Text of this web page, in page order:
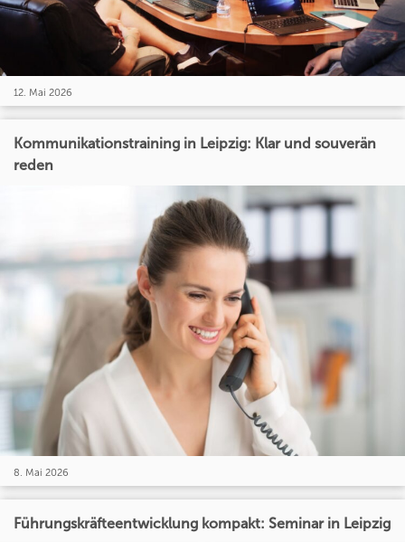
12. Mai 2026
Kommunikationstraining in Leipzig: Klar und souverän
reden
8. Mai 2026
Führungskräfteentwicklung kompakt: Seminar in Leipzig